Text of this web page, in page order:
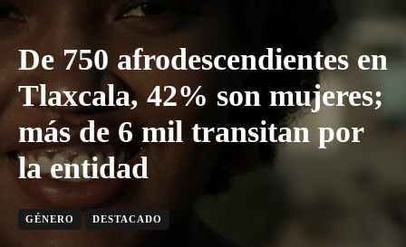
De 750 afrodescendientes en
Tlaxcala, 42% son mujeres;
más de 6 mil transitan por
la entidad
GÉNERO DESTACADO